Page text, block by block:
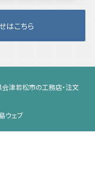
はこちら
津若松市の工務店・注文
ウェブ